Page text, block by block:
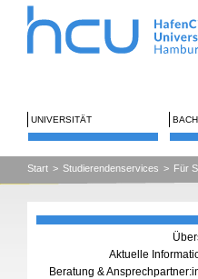
UNIVERSITÄT
Start > Studierendenservices > Für
Aktuelle
Beratung &